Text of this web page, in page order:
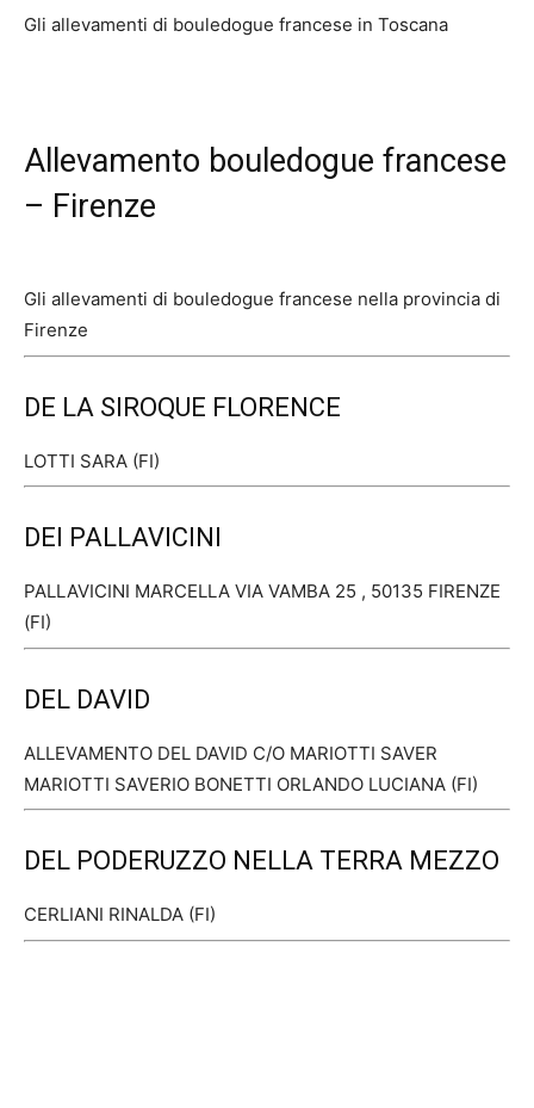
Gli allevamenti di bouledogue francese in Toscana
Allevamento bouledogue francese
– Firenze
Gli allevamenti di bouledogue francese nella provincia di
Firenze
DE LA SIROQUE FLORENCE
LOTTI SARA (FI)
DEI PALLAVICINI
PALLAVICINI MARCELLA VIA VAMBA 25 , 50135 FIRENZE
(FI)
DEL DAVID
ALLEVAMENTO DEL DAVID C/O MARIOTTI SAVER
MARIOTTI SAVERIO BONETTI ORLANDO LUCIANA (FI)
DEL PODERUZZO NELLA TERRA MEZZO
CERLIANI RINALDA (FI)